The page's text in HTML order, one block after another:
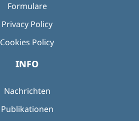
Formulare
Privacy Policy
Cookies Policy
INFO
Nachrichten
Publikationen